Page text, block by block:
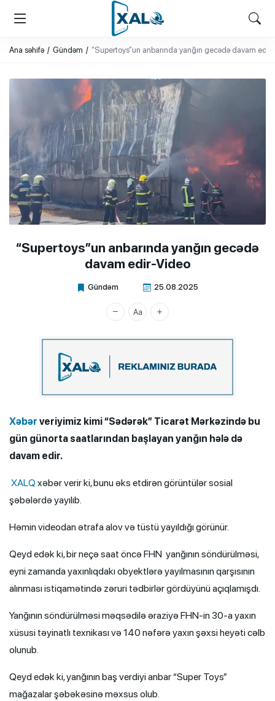
XALQ.ONLINE
ONLAYN PLATFORMA
Ana səhifə Gündəm “Supertoys”un anbarında yanğın gecədə davam
“Supertoys”un anbarında yanğın gecədə
davam edir-Video
Gündəm 25.08.2025
Xalq.Online
Xəbər veriyimiz kimi “Sədərək” Ticarət Mərkəzində bu
gün günorta saatlarından başlayan yanğın hələ də
davam edir.
XALQ xəbər verir ki, bunu əks etdirən görüntülər sosial
şəbələrdə yayılıb.
Həmin videodan ətrafa alov və tüstü yayıldığı görünür.
Qeyd edək ki, bir neçə saat öncə FHN yanğının söndürülməsi,
eyni zamanda yaxınlıqdakı obyektlərə yayılmasının qarşısının
alınması istiqamətində zəruri tədbirlər gördüyünü açıqlamışdı.
Yanğının söndürülməsi məqsədilə əraziyə FHN-in 30-a yaxın
xüsusi təyinatlı texnikası və 140 nəfərə yaxın şəxsi heyəti cəlb
olunub.
Qeyd edək ki, yanğının baş verdiyi anbar “Super Toys”
mağazalar şəbəkəsinə məxsus olub.